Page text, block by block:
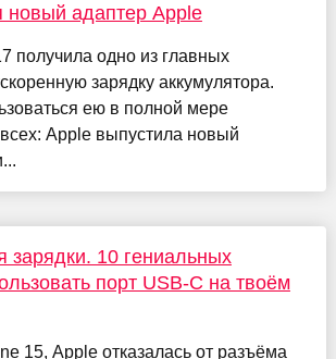
новый адаптер Apple
получила одно из главных
зарядку аккумулятора.
ею в полной мере
Apple выпустила новый
зарядки. 10 гениальных
порт USB-C на твоём
15, Apple отказалась от разъёма